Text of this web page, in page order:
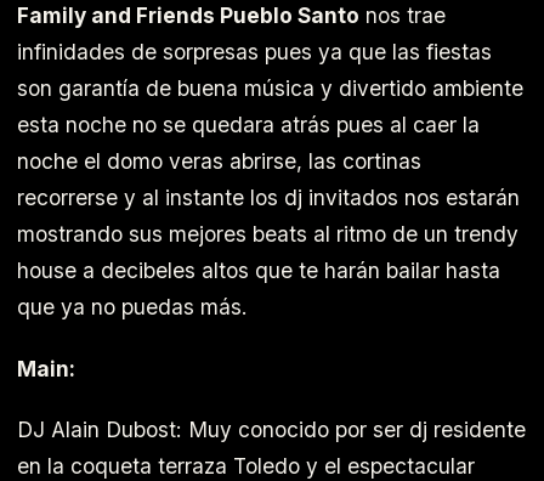
Family and Friends Pueblo Santo nos trae
infinidades de sorpresas pues ya que las fiestas
son garantía de buena música y divertido ambiente
esta noche no se quedara atrás pues al caer la
noche el domo veras abrirse, las cortinas
recorrerse y al instante los dj invitados nos estarán
mostrando sus mejores beats al ritmo de un trendy
house a decibeles altos que te harán bailar hasta
que ya no puedas más.
Main:
DJ Alain Dubost: Muy conocido por ser dj residente
en la coqueta terraza Toledo y el espectacular